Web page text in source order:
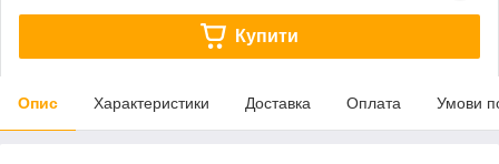
Купити
Опис Характеристики Доставка Оплата Умови